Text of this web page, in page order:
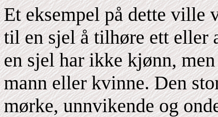
Et eksempel på dette ville
til en sjel å tilhøre ett eller
en sjel har ikke kjønn,
mann eller kvinne. Den
mørke, unnvikende og